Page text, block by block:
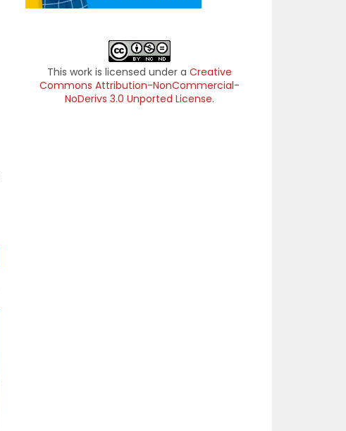
This work is licensed under aCreative
Commons Attribution-NonCommercial-
NoDerivs 3.0 Unported License.